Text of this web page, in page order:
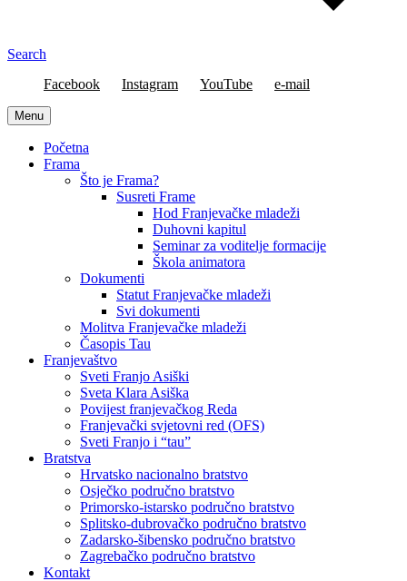
Search
Facebook
Instagram YouTube e-mail
Menu
Početna
Frama
Što je Frama?
Susreti Frame
Hod Franjevačke mladeži
Duhovni kapitul
Seminar za voditelje formacije
Škola animatora
Dokumenti
Statut Franjevačke mladeži
Svi dokumenti
Molitva Franjevačke mladeži
Časopis Tau
Franjevaštvo
Sveti Franjo Asiški
Sveta Klara Asiška
Povijest franjevačkog Reda
Franjevački svjetovni red (OFS)
Sveti Franjo i “tau”
Bratstva
Hrvatsko nacionalno bratstvo
Osječko područno bratstvo
Primorsko-istarsko područno bratstvo
Splitsko-dubrovačko područno bratstvo
Zadarsko-šibensko područno bratstvo
Zagrebačko područno bratstvo
Kontakt